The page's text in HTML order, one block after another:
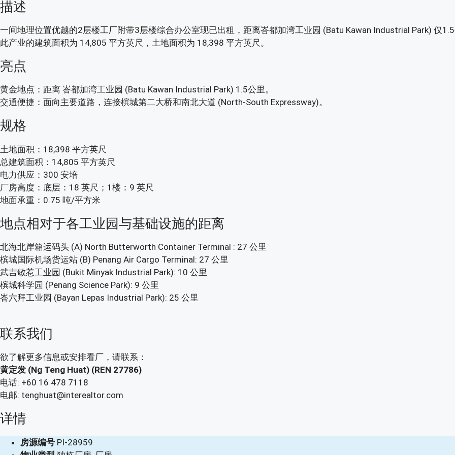
描述
一间地理位置优越的2层楼工厂附带3层楼综合办公室现已出租，距离峇都加湾工业园 (Batu Kawan Industrial Park) 仅
此产业的建筑面积为 14,805 平方英尺，土地面积为 18,398 平方英尺。
亮点
黄金地点：距离 峇都加湾工业园 (Batu Kawan Industrial Park) 1.5公里。
交通便捷：面向主要道路，连接槟城第二大桥和南北大道 (North-South Expressway)。
规格
土地面积：18,398 平方英尺
总建筑面积：14,805 平方英尺
电力供应：300 安培
厂房高度：底层：18 英尺；1楼：9 英尺
地面承重：0.75 吨/平方米
地点相对于各工业园与基础设施的距离
北海北岸箱运码头 (A) North Butterworth Container Terminal : 27 公里
槟城国际机场货运站 (B) Penang Air Cargo Terminal: 27 公里
武吉敏惹工业园 (Bukit Minyak Industrial Park): 10 公里
槟城科学园 (Penang Science Park): 9 公里
峇六拜工业园 (Bayan Lepas Industrial Park): 25 公里
联系我们
欲了解更多信息或安排看厂，请联系：
黄定发 (Ng Teng Huat) (REN 27786)
电话: +60 16 478 7118
电邮: tenghuat@interealtor.com
详情
房源编号 PI-28959